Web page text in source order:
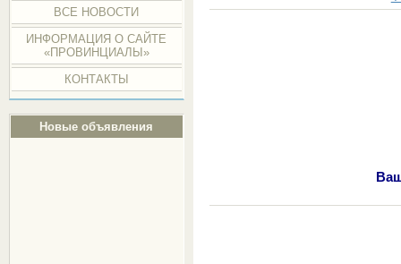
ВСЕ НОВОСТИ
ИНФОРМАЦИЯ О САЙТЕ
«ПРОВИНЦИАЛЫ»
КОНТАКТЫ
Новые объявления